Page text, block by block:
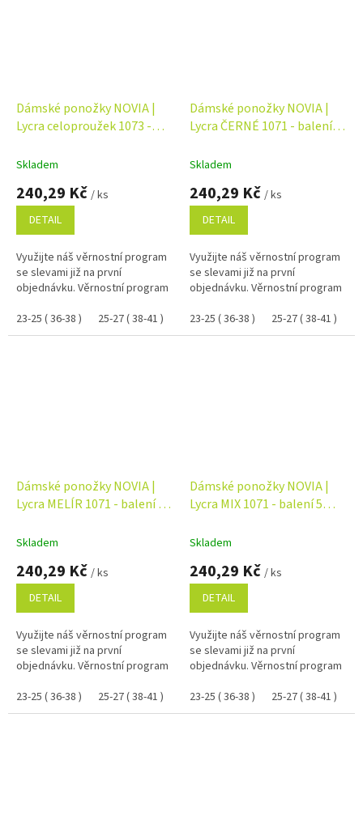
Dámské ponožky NOVIA |
Lycra celoproužek 1073 -
Skladem
240,29 Kč / ks
DETAIL
Využijte náš věrnostní program
se slevami již na první
objednávku. Věrnostní program
23-25 ( 36-38 )
25-27 ( 38-41 )
Dámské ponožky NOVIA |
Lycra ČERNÉ 1071 - balení 5
Skladem
240,29 Kč / ks
DETAIL
Využijte náš věrnostní program
se slevami již na první
objednávku. Věrnostní program
23-25 ( 36-38 )
25-27 ( 38-41 )
Dámské ponožky NOVIA |
Lycra MELÍR 1071 - balení 5
Skladem
240,29 Kč / ks
DETAIL
Využijte náš věrnostní program
se slevami již na první
objednávku. Věrnostní program
23-25 ( 36-38 )
25-27 ( 38-41 )
Dámské ponožky NOVIA |
Lycra MIX 1071 - balení 5
Skladem
240,29 Kč / ks
DETAIL
Využijte náš věrnostní program
se slevami již na první
objednávku. Věrnostní program
23-25 ( 36-38 )
25-27 ( 38-41 )